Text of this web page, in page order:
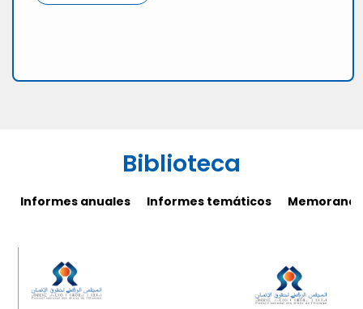
Biblioteca
Informes anuales Informes temáticos